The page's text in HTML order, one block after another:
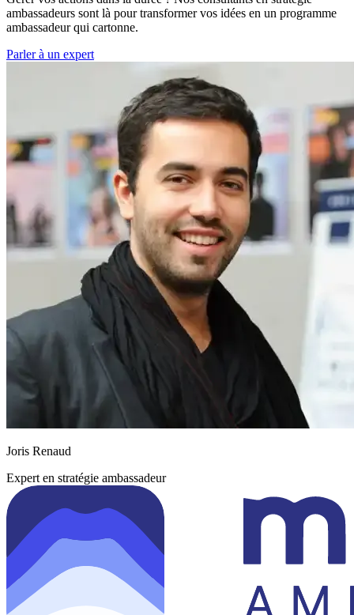
ambassadeurs sont là pour transformer vos idées en un programme
ambassadeur qui cartonne.
Parler à un expert
Joris Renaud
Expert en stratégie ambassadeur